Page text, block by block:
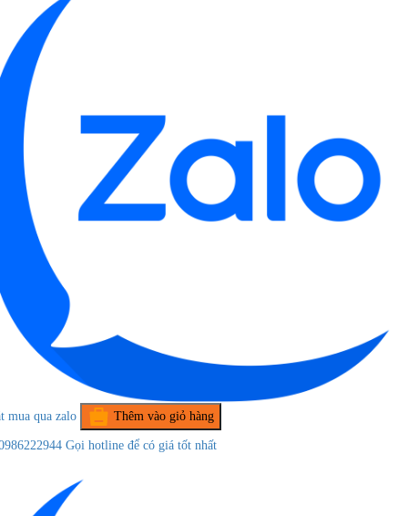
mua qua zalo Thêm vào giỏ hàng
Gọi hotline để có giá tốt nhất